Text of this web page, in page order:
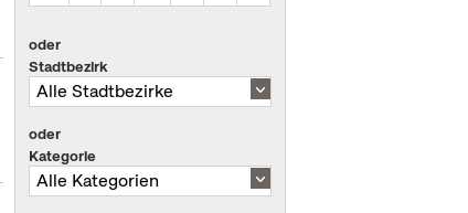
oder
Stadtbezirk
oder
Kategorie